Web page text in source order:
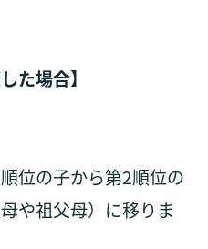
た場合】
位の子から第2順位の
や祖父母）に移りま